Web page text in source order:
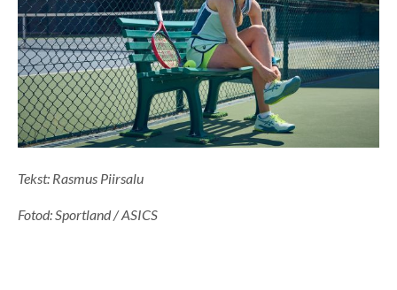
Tekst: Rasmus Piirsalu
Fotod: Sportland / ASICS